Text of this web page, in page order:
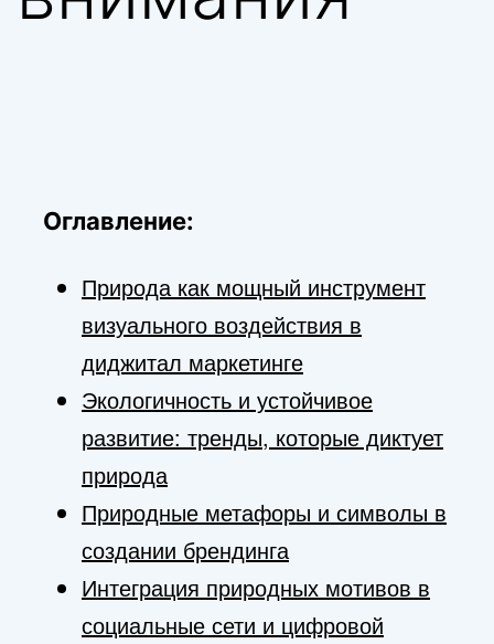
Оглавление:
Природа как мощный инструмент
визуального воздействия в
диджитал маркетинге
Экологичность и устойчивое
развитие: тренды, которые диктует
природа
Природные метафоры и символы в
создании брендинга
Интеграция природных мотивов в
социальные сети и цифровой